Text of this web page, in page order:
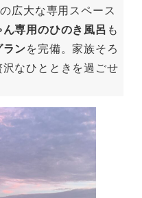
広大な専用スペース
専用のひのき風呂 も
ンを完備。家族そろ
なひとときを過ごせ